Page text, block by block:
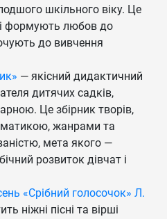
шкільного віку. Це
формують любов до
до вивчення
— якісний дидактичний
дитячих садків,
Це збірник творів,
жанрами та
мета якого —
розвиток дівчат і
«Срібний голосочок» Л.
ніжні пісні та вірші